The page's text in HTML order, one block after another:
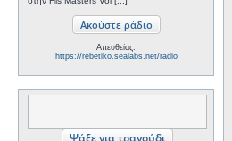
Απευθείας:
https://rebetiko.sealabs.net/radio